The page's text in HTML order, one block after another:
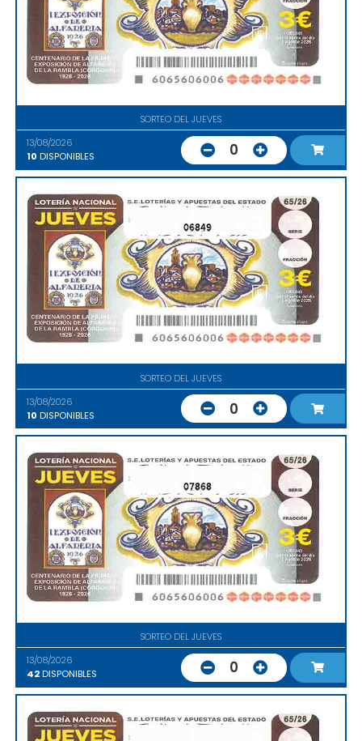
SORTEO DEL JUEVES
13/08/2026
10 DISPONIBLES 0
06849
SORTEO DEL JUEVES
13/08/2026
10 DISPONIBLES 0
07868
SORTEO DEL JUEVES
13/08/2026
42DISPONIBLES 0